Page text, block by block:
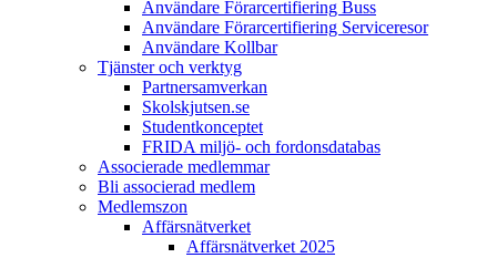
Användare Förarcertifiering Buss
Användare Förarcertifiering Serviceresor
Användare Koll­bar
Tjänster och verktyg
Partner­samverkan
Skolskjutsen.se
Studentkonceptet
FRIDA miljö- och fordonsdatabas
Associerade medlemmar
Bli associerad medlem
Medlemszon
Affärs­nätverket
Affärs­nätverket 2025